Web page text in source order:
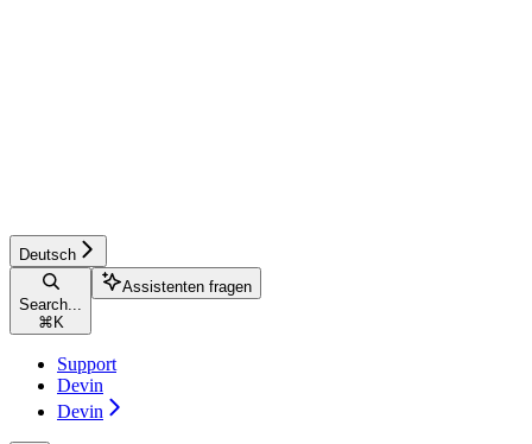
Deutsch
Search...
⌘ K
Assistenten fragen
Support
Devin
Devin